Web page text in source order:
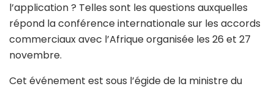
l’application ? Telles sont les questions auxquelles
répond la conférence internationale sur les accords
commerciaux avec l’Afrique organisée les 26 et 27
novembre.
Cet événement est sous l’égide de la ministre du